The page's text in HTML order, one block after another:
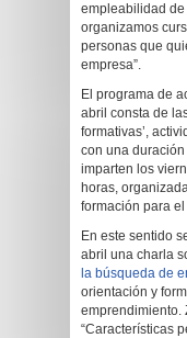
empleabilidad
organizamos
personas que
empresa”.
El programa de
abril consta de
formativas’,
con una
imparten los
horas,
formación para
En este sentido
abril una charla
la búsqueda de
orientación y
emprendimiento.
“Características